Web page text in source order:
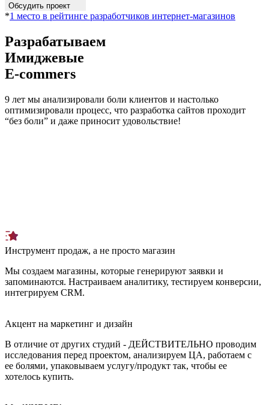
Обсудить проект
*1 место в рейтинге разработчиков интернет-магазинов
Разрабатываем
Имиджевые
E-commers
9 лет мы анализировали боли клиентов и настолько
оптимизировали процесс, что разработка сайтов проходит
“без боли” и даже приносит удовольствие!
Инструмент продаж, а не просто магазин
Мы создаем магазины, которые генерируют заявки и
запоминаются. Настраиваем аналитику, тестируем конверсии,
интегрируем CRM.
Акцент на маркетинг и дизайн
В отличие от других студий - ДЕЙСТВИТЕЛЬНО проводим
исследования перед проектом, анализируем ЦА, работаем с
ее болями, упаковываем уcлугу/продукт так, чтобы ее
хотелось купить.